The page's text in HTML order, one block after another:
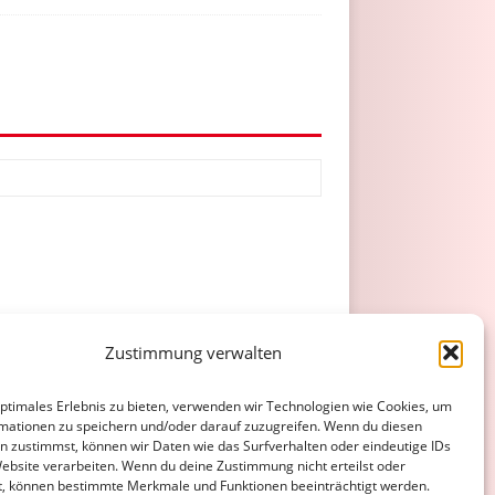
Zustimmung verwalten
Erlebnis zu bieten, verwenden wir Technologien wie Cookies, um
zu speichern und/oder darauf zuzugreifen. Wenn du diesen
zustimmst, können wir Daten wie das Surfverhalten oder eindeutige IDs
verarbeiten. Wenn du deine Zustimmung nicht erteilst oder
können bestimmte Merkmale und Funktionen beeinträchtigt werden.